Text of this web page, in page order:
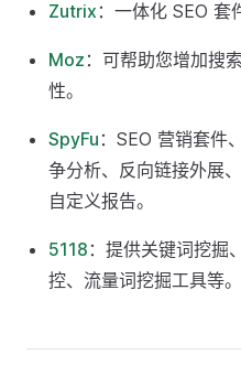
Zutrix ：一体化 SEO 套
Moz ：可帮助您增加搜
性。
SpyFu ：SEO 营销套件
争分析、反向链接外展
自定义报告。
5118 ：提供关键词挖掘
控、流量词挖掘工具等。